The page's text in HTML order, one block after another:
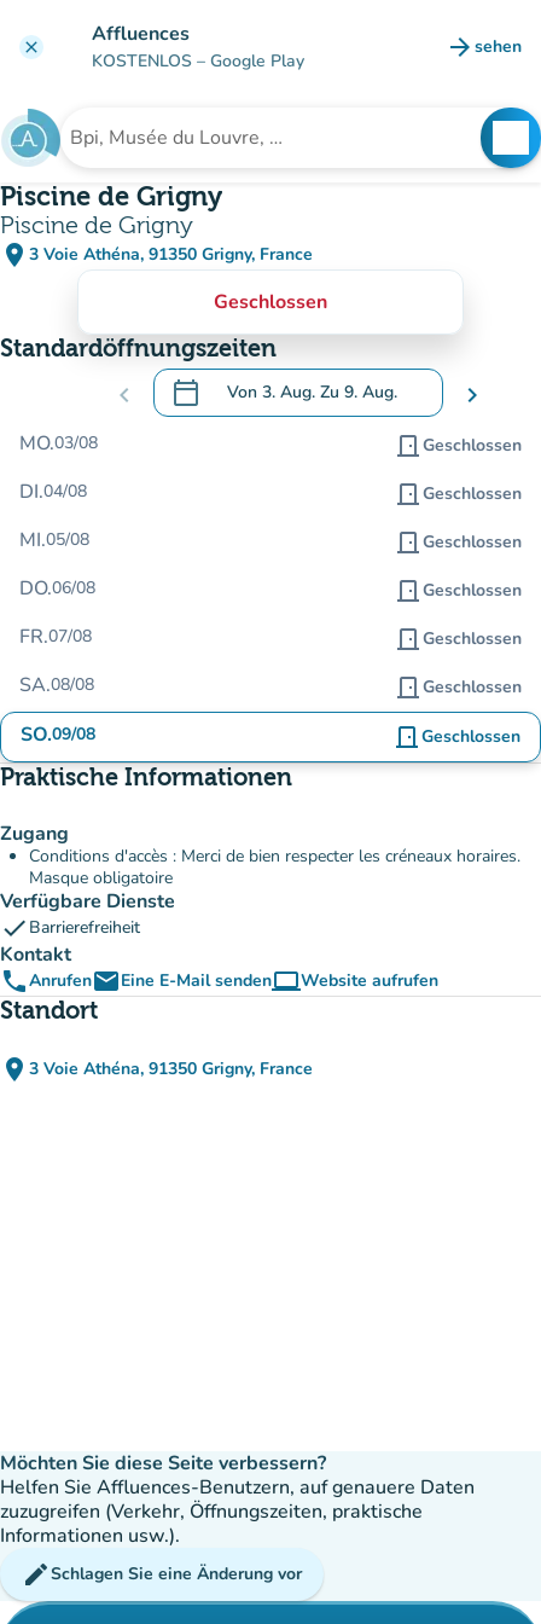
clear Affluences
KOSTENLOS – Google Play arrow_forward sehen
(new
Suche nach einer Einrichtung
Piscine de Grigny
Piscine de Grigny
place 3 Voie Athéna, 91350 Grigny, France
(in Google Maps öffnen)
(new tab)
Geschlossen
Standardöffnungszeiten
chevron_left calendar_today Von 3. Aug. Zu 9. Aug.
.Öffnen Sie den Kalender, um Daten zu
chevron_right
MO.03/08 door_front Geschlossen
DI.04/08 door_front Geschlossen
MI.05/08 door_front Geschlossen
DO.06/08 door_front Geschlossen
FR.07/08 door_front Geschlossen
SA.08/08 door_front Geschlossen
SO.09/08 door_front Geschlossen
Praktische Informationen
Zugang
Conditions d'accès : Merci de bien respecter les créneaux horaires.
Masque obligatoire
Verfügbare Dienste
check Barrierefreiheit
Kontakt
phoneAnrufenemailEine E-Mail sendencomputerWebsite aufrufen
(new tab)
Standort
place 3 Voie Athéna, 91350 Grigny, France
(in Google Maps öffnen)
(new tab)
Möchten Sie diese Seite verbessern?
Helfen Sie Affluences-Benutzern, auf genauere Daten
zuzugreifen (Verkehr, Öffnungszeiten, praktische
Informationen usw.).
editSchlagen Sie eine Änderung vor